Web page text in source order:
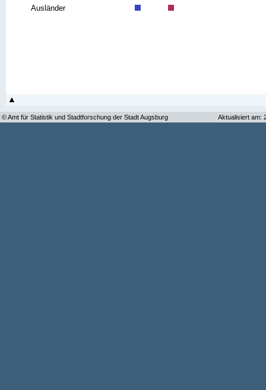
Ausländer
© Amt für Statistik und Stadtforschung der Stadt Augsburg Aktualisiert am: